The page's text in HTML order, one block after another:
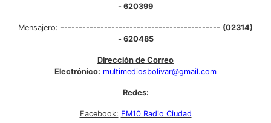
- 620399
Mensajero: -------------------------------------------- (02314)
- 620485
Dirección de Correo
Electrónico: multimediosbolivar@gmail.com
Redes:
Facebook: FM10 Radio Ciudad